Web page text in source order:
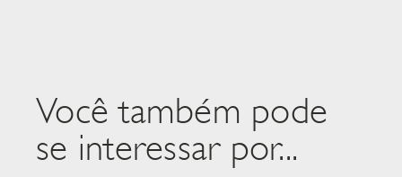
Você também pode
se interessar por...